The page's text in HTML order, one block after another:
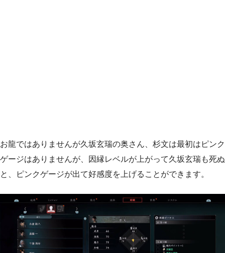
お龍ではありませんが久坂玄瑞の奥さん、杉文は最初はピンク
ゲージはありませんが、因縁レベルが上がって久坂玄瑞も死ぬ
と、ピンクゲージが出て好感度を上げることができます。